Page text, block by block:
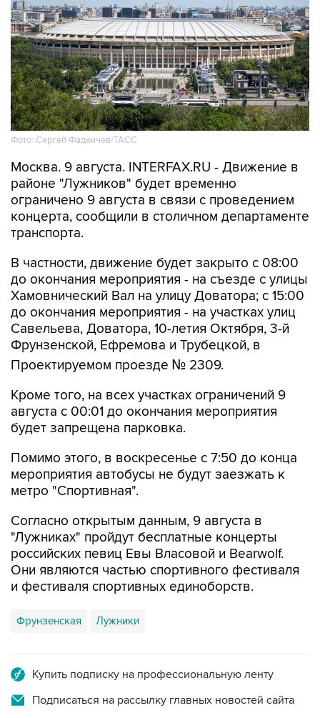
Фото: Сергей Фадеичев/ТАСС
Москва. 9 августа. INTERFAX.RU - Движение в
районе "Лужников" будет временно
ограничено 9 августа в связи с проведением
концерта, сообщили в столичном департаменте
транспорта.
В частности, движение будет закрыто с 08:00
до окончания мероприятия - на съезде с улицы
Хамовнический Вал на улицу Доватора; с 15:00
до окончания мероприятия - на участках улиц
Савельева, Доватора, 10-летия Октября, 3-й
Фрунзенской, Ефремова и Трубецкой, в
Проектируемом проезде № 2309.
Кроме того, на всех участках ограничений 9
августа с 00:01 до окончания мероприятия
будет запрещена парковка.
Помимо этого, в воскресенье с 7:50 до конца
мероприятия автобусы не будут заезжать к
метро "Спортивная".
Согласно открытым данным, 9 августа в
"Лужниках" пройдут бесплатные концерты
российских певиц Евы Власовой и Bearwolf.
Они являются частью спортивного фестиваля
и фестиваля спортивных единоборств.
Фрунзенская Лужники
Купить подписку на профессиональную ленту
Подписаться на рассылку главных новостей сайта